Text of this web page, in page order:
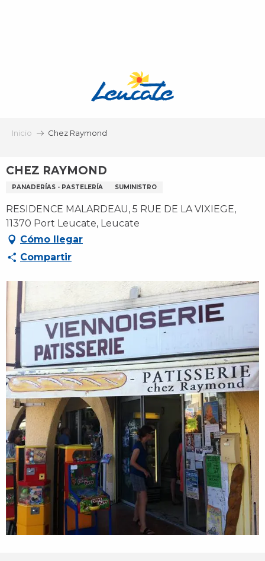
Inicio Chez Raymond
CHEZ RAYMOND
PANADERÍAS - PASTELERÍA SUMINISTRO
RESIDENCE MALARDEAU, 5 RUE DE LA VIXIEGE,
11370 Port Leucate, Leucate
Cómo llegar
Compartir